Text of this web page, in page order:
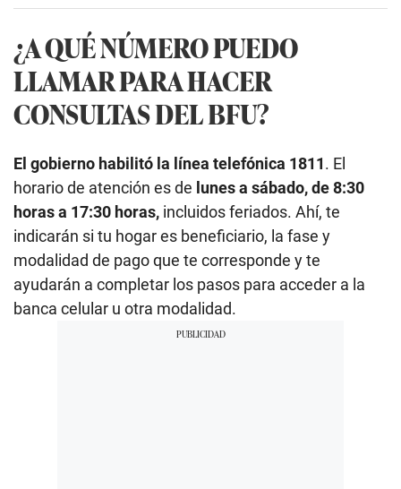
¿A QUÉ NÚMERO PUEDO
LLAMAR PARA HACER
CONSULTAS DEL BFU?
El gobierno habilitó la línea telefónica 1811. El
horario de atención es de lunes a sábado, de 8:30
horas a 17:30 horas, incluidos feriados. Ahí, te
indicarán si tu hogar es beneficiario, la fase y
modalidad de pago que te corresponde y te
ayudarán a completar los pasos para acceder a la
banca celular u otra modalidad.